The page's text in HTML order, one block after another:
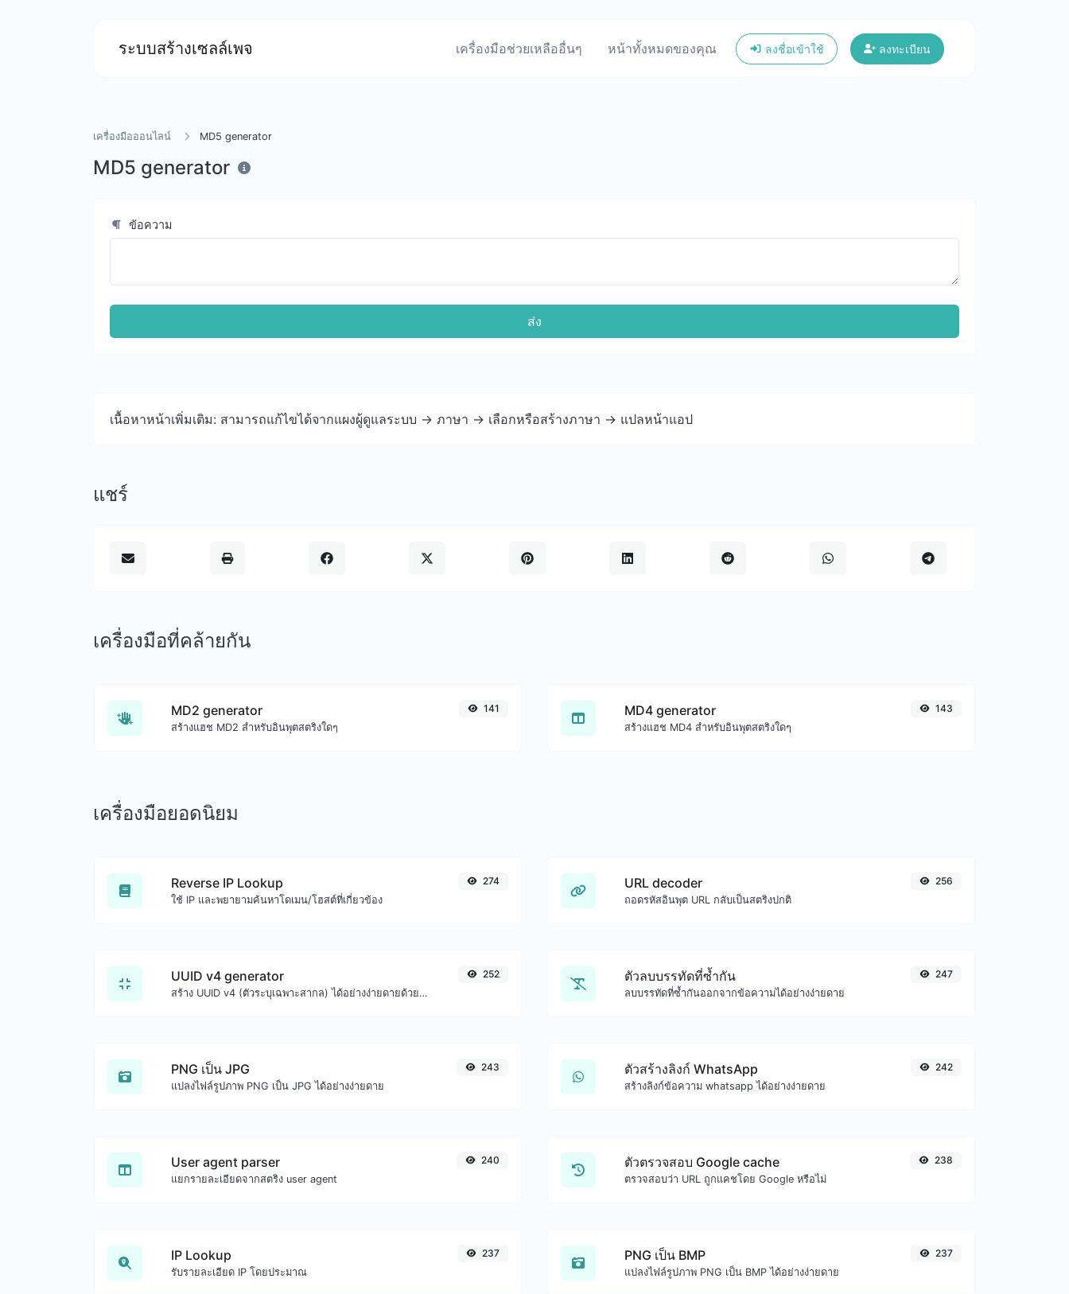
ระบบสร้างเซลล์เพจ เครื่องมือช่วยเหลืออื่นๆ หน้าทั้งหมดของคุณ ลงชื่อเข้าใช้ ลงทะเบียน
เครื่องมือออนไลน์ MD5 generator
MD5 generator
ข้อความ
ส่ง
เนื้อหาหน้าเพิ่มเติม: สามารถแก้ไขได้จากแผงผู้ดูแลระบบ -> ภาษา -> เลือกหรือสร้างภาษา -> แปลหน้าแอป
แชร์
เครื่องมือที่คล้ายกัน
MD2 generator
สร้างแฮช MD2 สำหรับอินพุตสตริงใดๆ
141 MD4 generator
สร้างแฮช MD4 สำหรับอินพุตสตริงใดๆ
143
เครื่องมือยอดนิยม
Reverse IP Lookup
ใช้ IP และพยายามค้นหาโดเมน/โฮสต์ที่เกี่ยวข้อง
274 URL decoder
ถอดรหัสอินพุต URL กลับเป็นสตริงปกติ
256
UUID v4 generator
สร้าง UUID v4 (ตัวระบุเฉพาะสากล) ได้อย่างง่ายดายด้วยความช่วยเหลือจากเครื่องมือของเรา
252 ตัวลบบรรทัดที่ซ้ำกัน
ลบบรรทัดที่ซ้ำกันออกจากข้อความได้อย่างง่ายดาย
247
PNG เป็น JPG
แปลงไฟล์รูปภาพ PNG เป็น JPG ได้อย่างง่ายดาย
243 ตัวสร้างลิงก์ WhatsApp
สร้างลิงก์ข้อความ whatsapp ได้อย่างง่ายดาย
242
User agent parser
แยกรายละเอียดจากสตริง user agent
240 ตัวตรวจสอบ Google cache
ตรวจสอบว่า URL ถูกแคชโดย Google หรือไม่
238
IP Lookup
รับรายละเอียด IP โดยประมาณ
237 PNG เป็น BMP
แปลงไฟล์รูปภาพ PNG เป็น BMP ได้อย่างง่ายดาย
237